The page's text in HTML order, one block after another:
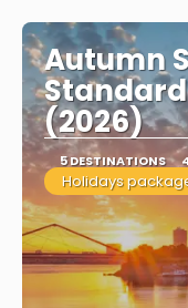
Autumn
(2026)
5 DESTINATIONS
Holidays